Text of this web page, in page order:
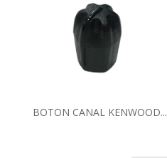
BOTON CANAL KENWOOD...